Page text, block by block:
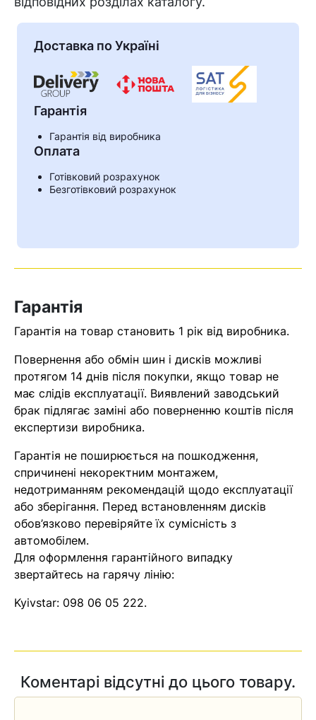
Доставка по Україні
Гарантія
Гарантія від виробника
Оплата
Готівковий розрахунок
Безготівковий розрахунок
Гарантія
Гарантія на товар становить 1 рік від виробника.
Повернення або обмін шин і дисків можливі
протягом 14 днів після покупки, якщо товар не
має слідів експлуатації. Виявлений заводський
брак підлягає заміні або поверненню коштів після
експертизи виробника.
Гарантія не поширюється на пошкодження,
спричинені некоректним монтажем,
недотриманням рекомендацій щодо експлуатації
або зберігання. Перед встановленням дисків
обов’язково перевіряйте їх сумісність з
автомобілем.
Для оформлення гарантійного випадку
звертайтесь на гарячу лінію:
Kyivstar: 098 06 05 222.
Коментарі відсутні до цього товару.